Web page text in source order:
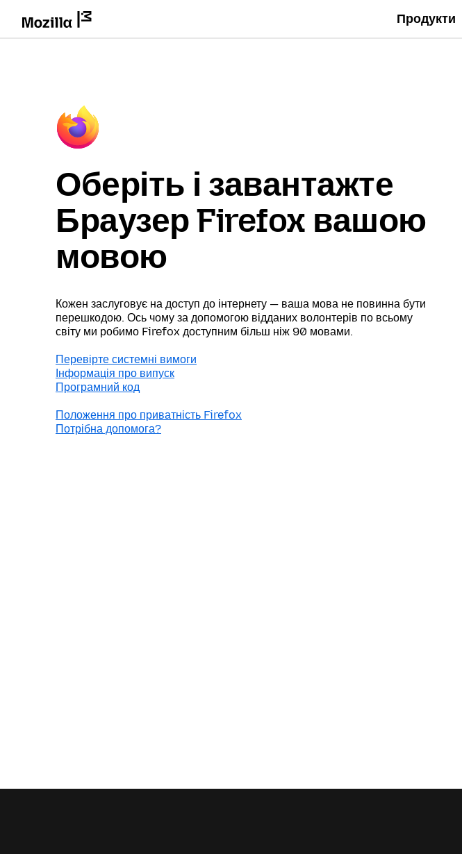
Продукти
Оберіть і завантажте
Браузер Firefox вашою
мовою
Кожен заслуговує на доступ до інтернету — ваша мова не повинна бути
перешкодою. Ось чому за допомогою відданих волонтерів по всьому
світу ми робимо Firefox доступним більш ніж 90 мовами.
Перевірте системні вимоги
Інформація про випуск
Програмний код
Положення про приватність Firefox
Потрібна допомога?